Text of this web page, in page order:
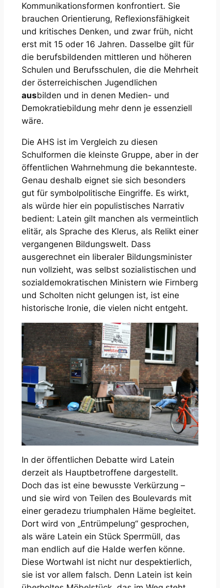
Kommunikationsformen konfrontiert. Sie
brauchen Orientierung, Reflexionsfähigkeit
und kritisches Denken, und zwar früh, nicht
erst mit 15 oder 16 Jahren. Dasselbe gilt für
die berufsbildenden mittleren und höheren
Schulen und Berufsschulen, die die Mehrheit
der österreichischen Jugendlichen
ausbilden und in denen Medien- und
Demokratiebildung mehr denn je essenziell
wäre.
Die AHS ist im Vergleich zu diesen
Schulformen die kleinste Gruppe, aber in der
öffentlichen Wahrnehmung die bekannteste.
Genau deshalb eignet sie sich besonders
gut für symbolpolitische Eingriffe. Es wirkt,
als würde hier ein populistisches Narrativ
bedient: Latein gilt manchen als vermeintlich
elitär, als Sprache des Klerus, als Relikt einer
vergangenen Bildungswelt. Dass
ausgerechnet ein liberaler Bildungsminister
nun vollzieht, was selbst sozialistischen und
sozialdemokratischen Ministern wie Firnberg
und Scholten nicht gelungen ist, ist eine
historische Ironie, die vielen nicht entgeht.
In der öffentlichen Debatte wird Latein
derzeit als Hauptbetroffene dargestellt.
Doch das ist eine bewusste Verkürzung –
und sie wird von Teilen des Boulevards mit
einer geradezu triumphalen Häme begleitet.
Dort wird von „Entrümpelung“ gesprochen,
als wäre Latein ein Stück Sperrmüll, das
man endlich auf die Halde werfen könne.
Diese Wortwahl ist nicht nur despektierlich,
sie ist vor allem falsch. Denn Latein ist kein